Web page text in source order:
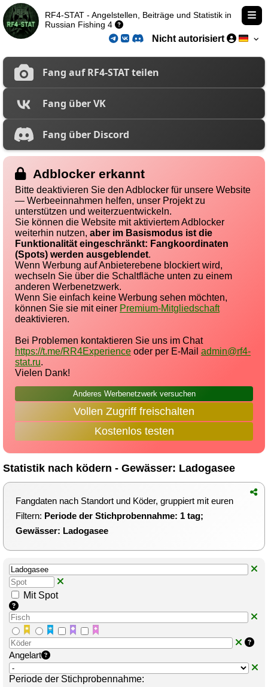
Nicht autorisiert
RF4-STAT - Angelstellen, Beiträge und Statistik in
Russian Fishing 4
Fang auf RF4-STAT teilen
Fang über VK
Fang über Discord
Adblocker erkannt
Bitte deaktivieren Sie den Adblocker für unsere Website
— Werbeeinnahmen helfen, unser Projekt zu
unterstützen und weiterzuentwickeln.
Sie können die Website mit aktiviertem Adblocker
weiterhin nutzen, aber im Basismodus ist die
Funktionalität eingeschränkt: Fangkoordinaten
(Spots) werden ausgeblendet.
Wenn Werbung auf Anbieterebene blockiert wird,
wechseln Sie über die Schaltfläche unten zu einem
anderen Werbenetzwerk.
Wenn Sie einfach keine Werbung sehen möchten,
können Sie sie mit einer Premium-Mitgliedschaft
deaktivieren.
Bei Problemen kontaktieren Sie uns im Chat
https://t.me/RR4Experience oder per E-Mail admin@rf4-
stat.ru.
Vielen Dank!
Anderes Werbenetzwerk versuchen
Vollen Zugriff freischalten
Kostenlos testen
Statistik nach ködern - Gewässer: Ladogasee
Fangdaten nach Standort und Köder, gruppiert mit euren
Filtern: Periode der Stichprobennahme: 1 tag;
Gewässer: Ladogasee
Mit Spot
Angelart
Periode der Stichprobennahme: